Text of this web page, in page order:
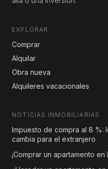
EXPLORAR
Comprar
Alquilar
Obra nueva
Alquileres vacacionales
NOTICIAS INMOBILIARIAS
Impuesto de compra al 8 %:
cambia para el extranjero
¡Comprar un apartamento